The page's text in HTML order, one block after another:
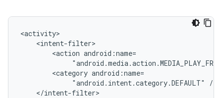
<action
<category
"android.intent.category.DEFAULT"
</intent-filter>